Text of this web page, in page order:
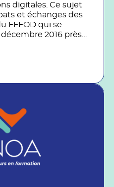
digitales. Ce sujet
et échanges des
FFFOD qui se
2016 près